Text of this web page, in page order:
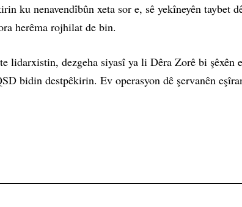
ku nenavendîbûn xeta sor e, sê yekîneyên taybet
herêma rojhilat de bin.
lidarxistin, dezgeha siyasî ya li Dêra Zorê bi şêxên
bidin destpêkirin. Ev operasyon dê şervanên